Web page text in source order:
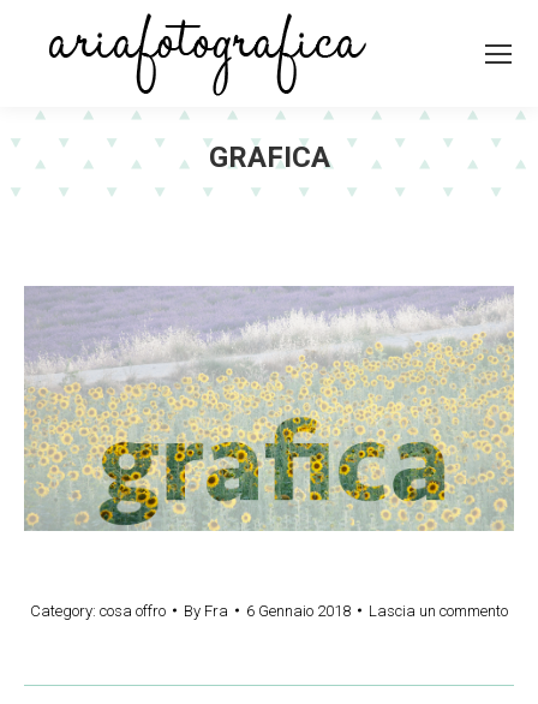
GRAFICA
Category: cosa offro By Fra 6 Gennaio 2018 Lascia un commento